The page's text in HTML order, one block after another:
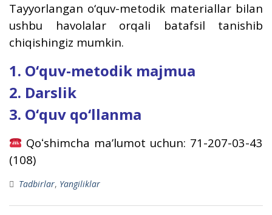
Tayyorlangan o‘quv-metodik materiallar bilan
ushbu havolalar orqali batafsil tanishib
chiqishingiz mumkin.
1. O‘quv-metodik majmua
2. Darslik
3. O‘quv qo‘llanma
Qoʻshimcha maʼlumot uchun: 71-207-03-43
(108)
Tadbirlar, Yangiliklar